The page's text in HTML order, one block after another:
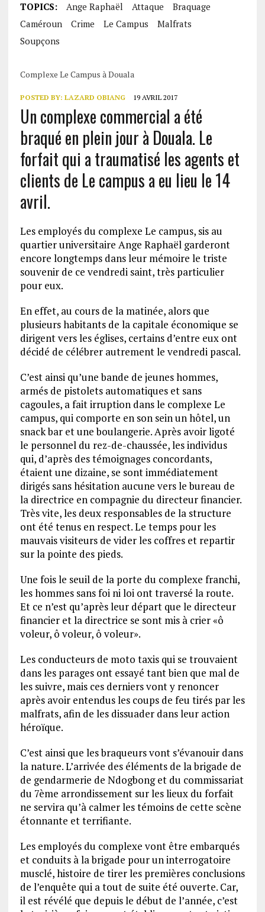
TOPICS: Ange Raphaël Attaque
Braquage
Caméroun
Crime Le Campus
Malfrats
Soupçons
Complexe Le Campus à Douala
POSTED BY: LAZARD OBIANG 19 AVRIL 2017
Un complexe commercial a été
braqué en plein jour à Douala. Le
forfait qui a traumatisé les agents et
clients de Le campus a eu lieu le 14
avril.
Les employés du complexe Le campus, sis au
quartier universitaire Ange Raphaël garderont
encore longtemps dans leur mémoire le triste
souvenir de ce vendredi saint, très particulier
pour eux.
En effet, au cours de la matinée, alors que
plusieurs habitants de la capitale économique se
dirigent vers les églises, certains d’entre eux ont
décidé de célébrer autrement le vendredi pascal.
C’est ainsi qu’une bande de jeunes hommes,
armés de pistolets automatiques et sans
cagoules, a fait irruption dans le complexe Le
campus, qui comporte en son sein un hôtel, un
snack bar et une boulangerie. Après avoir ligoté
le personnel du rez-de-chaussée, les individus
qui, d’après des témoignages concordants,
étaient une dizaine, se sont immédiatement
dirigés sans hésitation aucune vers le bureau de
la directrice en compagnie du directeur financier.
Très vite, les deux responsables de la structure
ont été tenus en respect. Le temps pour les
mauvais visiteurs de vider les coffres et repartir
sur la pointe des pieds.
Une fois le seuil de la porte du complexe franchi,
les hommes sans foi ni loi ont traversé la route.
Et ce n’est qu’après leur départ que le directeur
financier et la directrice se sont mis à crier «ô
voleur, ô voleur, ô voleur».
Les conducteurs de moto taxis qui se trouvaient
dans les parages ont essayé tant bien que mal de
les suivre, mais ces derniers vont y renoncer
après avoir entendus les coups de feu tirés par les
malfrats, afin de les dissuader dans leur action
héroïque.
C’est ainsi que les braqueurs vont s’évanouir dans
la nature. L’arrivée des éléments de la brigade de
de gendarmerie de Ndogbong et du commissariat
du 7ème arrondissement sur les lieux du forfait
ne servira qu’à calmer les témoins de cette scène
étonnante et terrifiante.
Les employés du complexe vont être embarqués
et conduits à la brigade pour un interrogatoire
musclé, histoire de tirer les premières conclusions
de l’enquête qui a tout de suite été ouverte. Car,
il est révélé que depuis le début de l’année, c’est